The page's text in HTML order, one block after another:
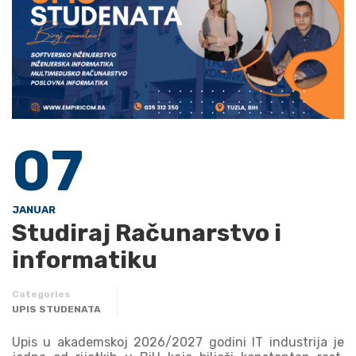
07
JANUAR
Studiraj Računarstvo i
informatiku
Categories
UPIS STUDENATA
Upis u akademskoj 2026/2027 godini IT industrija je